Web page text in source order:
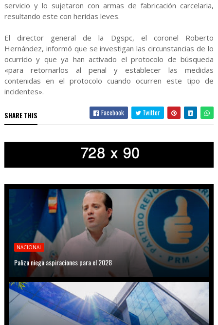
servicio y lo sujetaron con armas de fabricación carcelaria,
resultando este con heridas leves.
El director general de la Dgspc, el coronel Roberto
Hernández, informó que se investigan las circunstancias de lo
ocurrido y que ya han activado el protocolo de búsqueda
«para retornarlos al penal y establecer las medidas
contenidas en el protocolo cuando ocurren este tipo de
incidentes».
SHARE THIS Facebook Twitter
NACIONAL
Paliza niega aspiraciones para el 2028